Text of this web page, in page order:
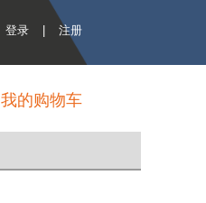
登录 注册
我的购物车